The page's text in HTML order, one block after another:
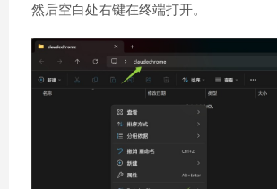
然后空白处右键在终端打开。